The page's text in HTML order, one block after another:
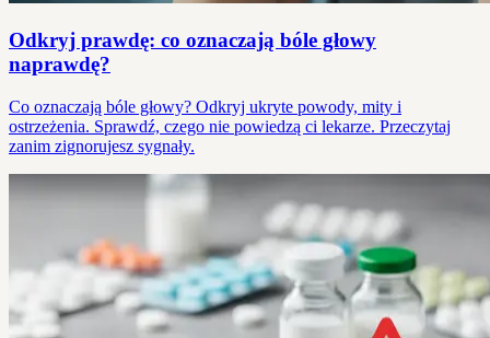
Odkryj prawdę: co oznaczają bóle głowy
naprawdę?
Co oznaczają bóle głowy? Odkryj ukryte powody, mity i
ostrzeżenia. Sprawdź, czego nie powiedzą ci lekarze. Przeczytaj
zanim zignorujesz sygnały.